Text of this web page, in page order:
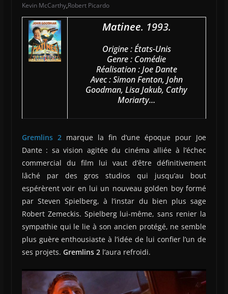
Kevin McCarthy,Robert Picardo
Matinee. 1993.
Origine : États-Unis
Genre : Comédie
Réalisation : Joe Dante
Avec : Simon Fenton, John
Goodman, Lisa Jakub, Cathy
Moriarty…
Gremlins 2marque la fin d’une époque pour Joe
Dante : sa vision agitée du cinéma alliée à l’échec
commercial du film lui vaut d’être définitivement
lâché par des gros studios qui jusqu’au bout
espérèrent voir en lui un nouveau golden boy formé
par Steven Spielberg, à l’instar du bien plus sage
Robert Zemeckis. Spielberg lui-même, sans renier la
sympathie qui le lie à son ancien protégé, ne semble
plus guère enthousiaste à l’idée de lui confier l’un de
ses projets. Gremlins 2l’aura refroidi.